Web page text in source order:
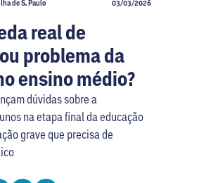
de S. Paulo 03/03/2026
real de
problema da
ensino médio?
dúvidas sobre a
na etapa final da educação
grave que precisa de